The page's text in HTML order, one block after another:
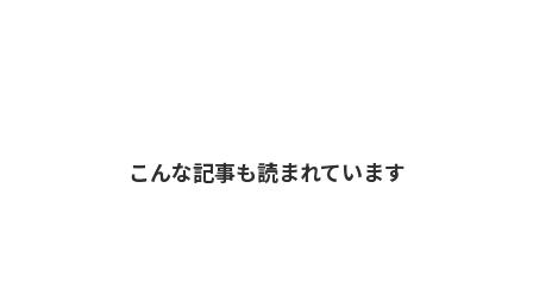
こんな記事も読まれています